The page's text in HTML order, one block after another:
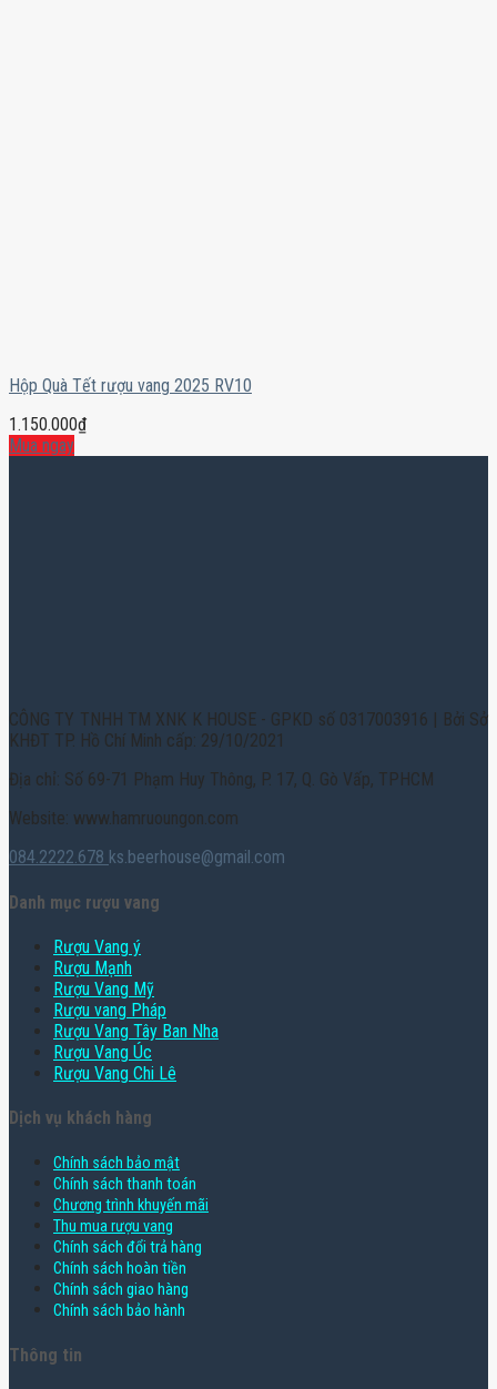
Hộp Quà Tết rượu vang 2025 RV10
1.150.000₫
Mua ngay
CÔNG TY TNHH TM XNK K HOUSE - GPKD số 0317003916 | Bởi Sở
KHĐT TP. Hồ Chí Minh cấp: 29/10/2021
Địa chỉ: Số 69-71 Phạm Huy Thông, P. 17, Q. Gò Vấp, TPHCM
Website: www.hamruoungon.com
084.2222.678 ks.beerhouse@gmail.com
Danh mục rượu vang
Rượu Vang ý
Rượu Mạnh
Rượu Vang Mỹ
Rượu vang Pháp
Rượu Vang Tây Ban Nha
Rượu Vang Úc
Rượu Vang Chi Lê
Dịch vụ khách hàng
Chính sách bảo mật
Chính sách thanh toán
Chương trình khuyến mãi
Thu mua rượu vang
Chính sách đổi trả hàng
Chính sách hoàn tiền
Chính sách giao hàng
Chính sách bảo hành
Thông tin